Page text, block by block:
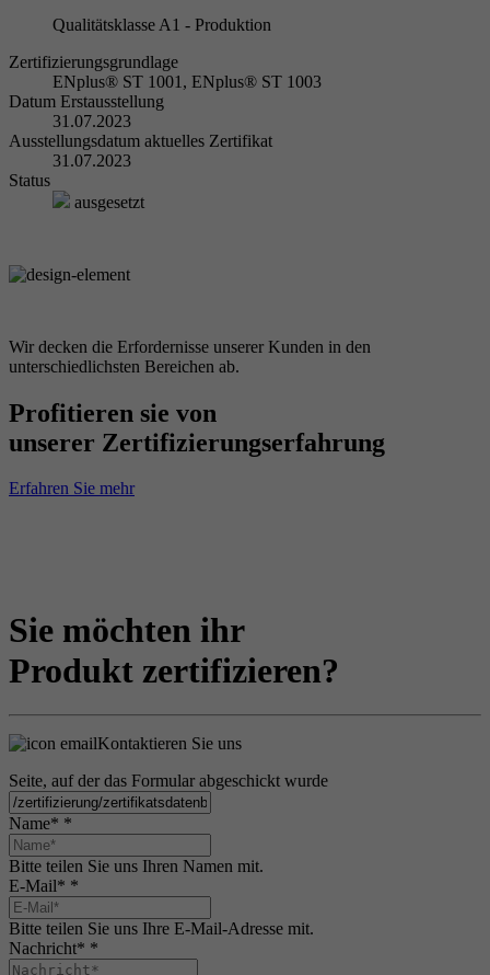
Qualitätsklasse A1 - Produktion
Zertifizierungsgrundlage
ENplus® ST 1001, ENplus® ST 1003
Datum Erstausstellung
31.07.2023
Ausstellungsdatum aktuelles Zertifikat
31.07.2023
Status
ausgesetzt
Wir decken die Erfordernisse unserer Kunden in den
unterschiedlichsten Bereichen ab.
Profitieren sie von
unserer Zertifizierungserfahrung
Erfahren Sie mehr
Sie möchten ihr
Produkt zertifizieren?
Kontaktieren Sie uns
Seite, auf der das Formular abgeschickt wurde
Name* *
Bitte teilen Sie uns Ihren Namen mit.
E-Mail* *
Bitte teilen Sie uns Ihre E-Mail-Adresse mit.
Nachricht* *